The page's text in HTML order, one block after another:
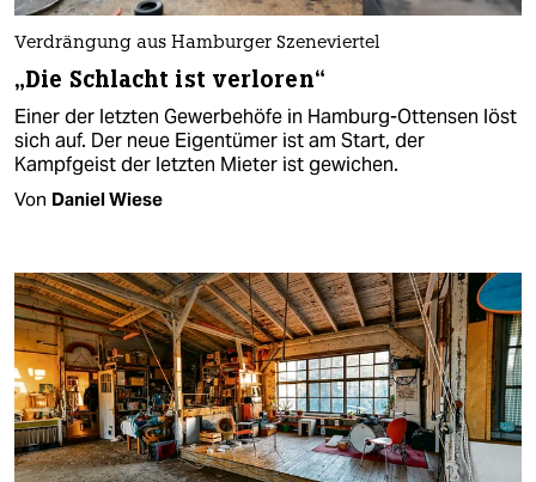
Verdrängung aus Hamburger Szeneviertel
„Die Schlacht ist verloren“
Einer der letzten Gewerbehöfe in Hamburg-Ottensen löst
sich auf. Der neue Eigentümer ist am Start, der
Kampfgeist der letzten Mieter ist gewichen.
Von Daniel Wiese